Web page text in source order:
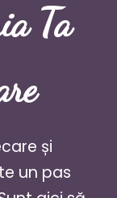
Ta
și
un pas